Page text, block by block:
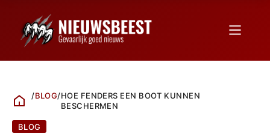
/BLOG/HOE FENDERS EEN BOOT KUNNEN
BESCHERMEN
BLOG